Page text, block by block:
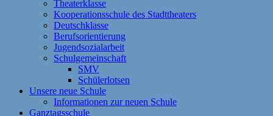
Theaterklasse
Kooperationsschule des Stadttheaters
Deutschklasse
Berufsorientierung
Jugendsozialarbeit
Schulgemeinschaft
SMV
Schülerlotsen
Unsere neue Schule
Informationen zur neuen Schule
Ganztagsschule